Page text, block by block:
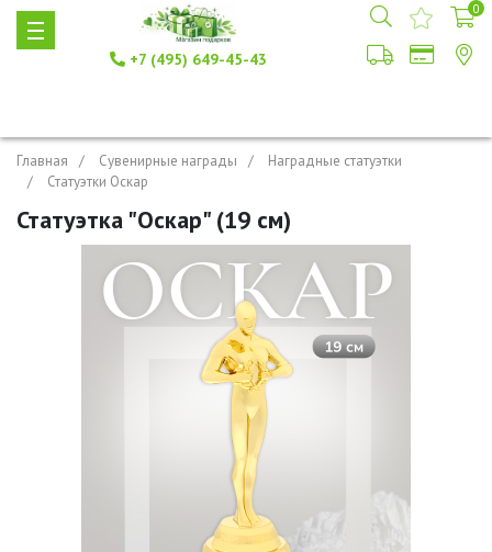
+7 (495) 649-45-43
0
Главная Сувенирные награды
Наградные статуэтки
Статуэтки Оскар
Статуэтка "Оскар" (19 см)